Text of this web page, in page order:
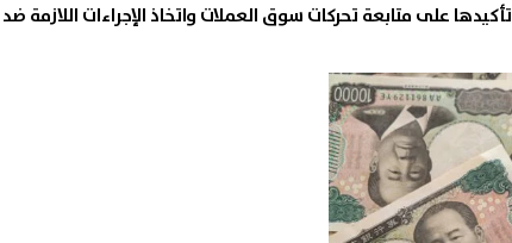
تأكيدها على متابعة تحركات سوق العملات واتخاذ الإجراءات اللازمة ضد